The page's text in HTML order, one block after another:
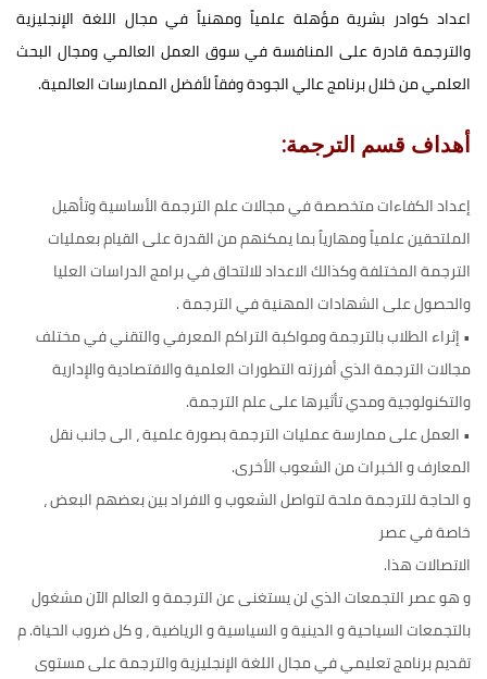
اعداد كوادر بشرية مؤهلة علمياً ومهنياً في مجال اللغة الإنجليزية
والترجمة قادرة على المنافسة في سوق العمل العالمي ومجال البحث
العلمي من خلال برنامج عالي الجودة وفقاً لأفضل الممارسات العالمية.
أهداف قسم الترجمة:
إعداد الكفاءات متخصصة في مجالات علم الترجمة الأساسية وتأهيل
الملتحقين علمياً ومهارياً بما يمكنهم من القدرة على القيام بعمليات
الترجمة المختلفة وكذالك الاعداد للالتحاق في برامج الدراسات العليا
والحصول على الشهادات المهنية في الترجمة .
• إثراء الطلاب بالترجمة ومواكبة التراكم المعرفي والتقني في مختلف
مجالات الترجمة الذي أفرزته التطورات العلمية والاقتصادية والإدارية
والتكنولوجية ومدي تأثيرها على علم الترجمة.
• العمل على ممارسة عمليات الترجمة بصورة علمية ، الى جانب نقل
المعارف و الخبرات من الشعوب الأخرى.
و الحاجة للترجمة ملحة لتواصل الشعوب و الافراد بين بعضهم البعض ،
خاصة في عصر
الاتصالات هذا.
و هو عصر التجمعات الذي لن يستغنى عن الترجمة و العالم الآن مشغول
بالتجمعات السياحية و الدينية و السياسية و الرياضية ، و كل ضروب الحياة. م
تقديم برنامج تعليمي في مجال اللغة الإنجليزية والترجمة على مستوى